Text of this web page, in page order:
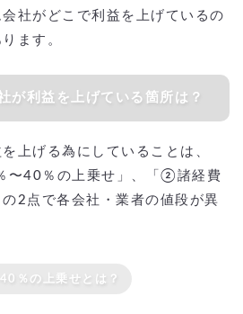
社がどこで利益を上げているの
ます。
社が利益を上げている箇所は？
上げる為にしていることは、
〜40％の上乗せ」、「②諸経費
2点で各会社・業者の値段が異
％の上乗せとは？